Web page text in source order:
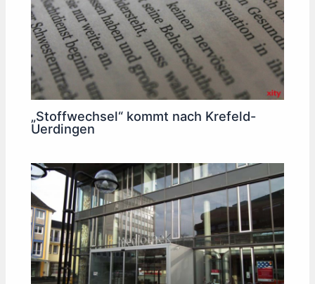
„Stoffwechsel“ kommt nach Krefeld-
Uerdingen